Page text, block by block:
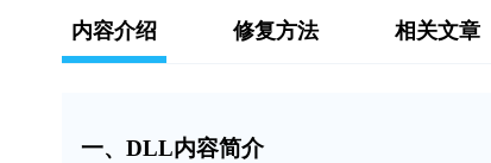
内容介绍 修复方法 相关文章
一、DLL内容简介